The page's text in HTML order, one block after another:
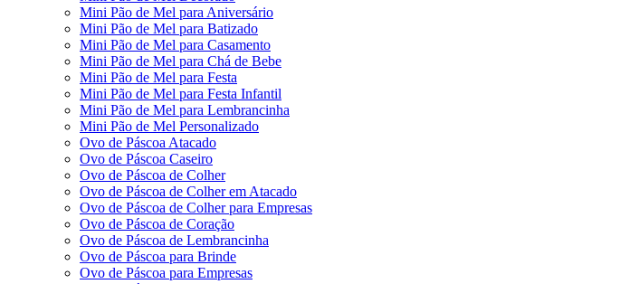
Mini Pão de Mel para Aniversário
Mini Pão de Mel para Batizado
Mini Pão de Mel para Casamento
Mini Pão de Mel para Chá de Bebe
Mini Pão de Mel para Festa
Mini Pão de Mel para Festa Infantil
Mini Pão de Mel para Lembrancinha
Mini Pão de Mel Personalizado
Ovo de Páscoa Atacado
Ovo de Páscoa Caseiro
Ovo de Páscoa de Colher
Ovo de Páscoa de Colher em Atacado
Ovo de Páscoa de Colher para Empresas
Ovo de Páscoa de Coração
Ovo de Páscoa de Lembrancinha
Ovo de Páscoa para Brinde
Ovo de Páscoa para Empresas